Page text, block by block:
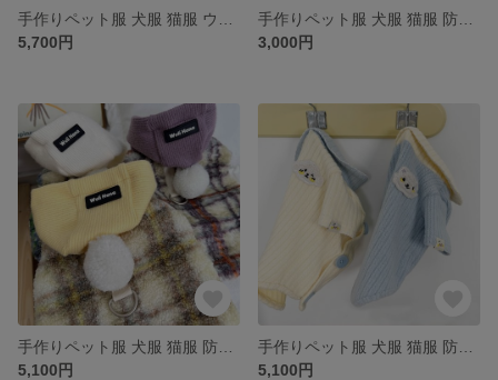
5,700円
3,000円
5,100円
5,100円